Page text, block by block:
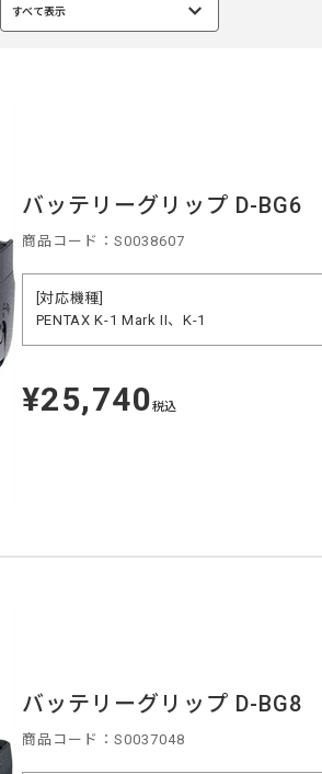
すべて表示
選
択
バッテリーグリップ D-BG6
商品コード：S0038607
[対応機種]
PENTAX K-1 Mark II、K-1
定
価
¥25,740税込
バッテリーグリップ D-BG8
商品コード：S0037048